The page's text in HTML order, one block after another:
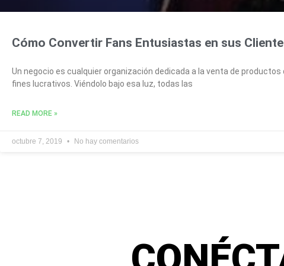
Cómo Convertir Fans Entusiastas en sus
Un negocio es cualquier organización dedicada a la venta de
fines lucrativos. Viéndolo bajo esa luz, todas las
READ MORE »
octubre 7, 2019 No hay comentarios